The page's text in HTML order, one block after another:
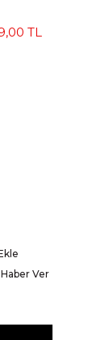
TL
Ver